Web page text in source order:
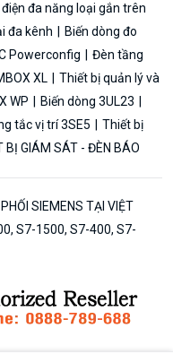
đa năng loại gắn trên
đa kênh
Biến dòng đo
Powerconfig
Đèn tầng
XL
Thiết bị quản lý và
WP
Biến dòng 3UL23
tắc vị trí 3SE5
Thiết bị
BỊ GIÁM SÁT - ĐÈN BÁO
SIEMENS TẠI VIỆT
S7-1500, S7-400, S7-